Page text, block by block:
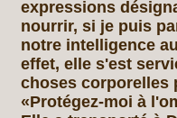
expressions
nourrir, si je puis
notre intelligence
effet, elle s'est
choses corporelles
«Protégez‑moi à